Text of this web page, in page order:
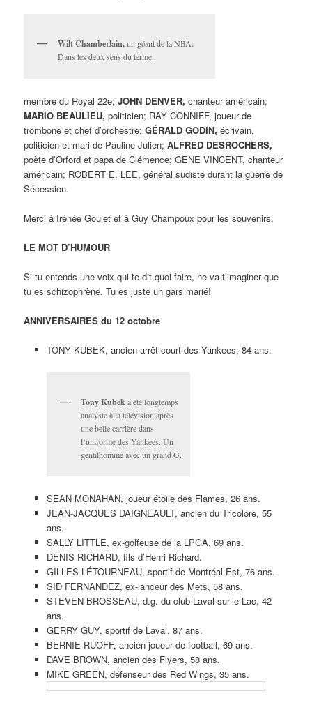
Wilt Chamberlain,un géant de la NBA.
Dans les deux sens du terme.
membre du Royal 22e;JOHN DENVER, chanteur américain;
MARIO BEAULIEU, politicien; RAY CONNIFF, joueur de
trombone et chef d’orchestre;GÉRALD GODIN, écrivain,
politicien et mari de Pauline Julien;ALFRED DESROCHERS,
poète d’Orford et papa de Clémence; GENE VINCENT, chanteur
américain; ROBERT E. LEE, général sudiste durant la guerre de
Sécession.
Merci à Irénée Goulet et à Guy Champoux pour les souvenirs.
LE MOT D’HUMOUR
Si tu entends une voix qui te dit quoi faire, ne va t’imaginer que
tu es schizophrène. Tu es juste un gars marié!
ANNIVERSAIRES du 12 octobre
TONY KUBEK, ancien arrêt-court des Yankees, 84 ans.
Tony Kubek a été longtemps
analyste à la télévision après
une belle carrière dans
l’uniforme des Yankees. Un
gentilhomme avec un grand G.
SEAN MONAHAN, joueur étoile des Flames, 26 ans.
JEAN-JACQUES DAIGNEAULT, ancien du Tricolore, 55
ans.
SALLY LITTLE, ex-golfeuse de la LPGA, 69 ans.
DENIS RICHARD, fils d’Henri Richard.
GILLES LÉTOURNEAU, sportif de Montréal-Est, 76 ans.
SID FERNANDEZ, ex-lanceur des Mets, 58 ans.
STEVEN BROSSEAU, d.g. du club Laval-sur-le-Lac, 42
ans.
GERRY GUY, sportif de Laval, 87 ans.
BERNIE RUOFF, ancien joueur de football, 69 ans.
DAVE BROWN, ancien des Flyers, 58 ans.
MIKE GREEN, défenseur des Red Wings, 35 ans.